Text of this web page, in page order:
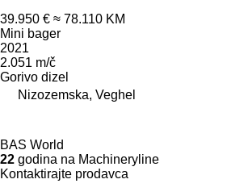
39.950 € ≈ 78.110 KM
Mini bager
2021
2.051 m/č
Gorivo dizel
Nizozemska, Veghel
BAS World
22 godina na Machineryline
Kontaktirajte prodavca